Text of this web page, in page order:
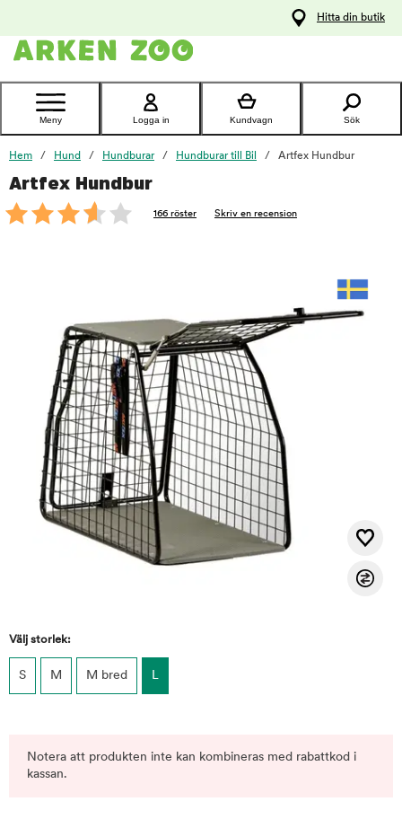
Kontakta
Hitta din butik
Meny Logga in Kundvagn Sök
Hem Hund Hundburar Hundburar till Bil Artfex Hundbur
Artfex Hundbur
166 röster Skriv en recension
Välj storlek:
S M M bred L
Notera att produkten inte kan kombineras med rabattkod i
kassan.
foo